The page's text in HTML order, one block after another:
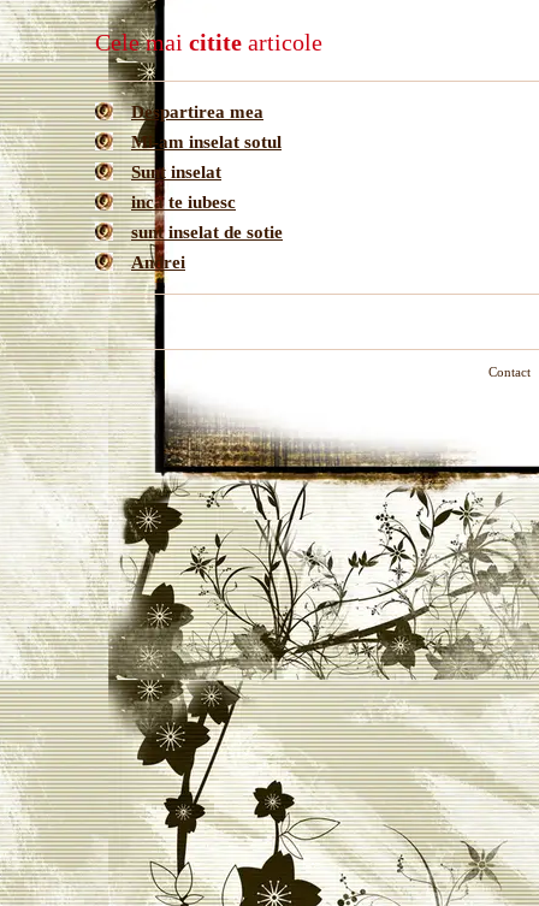
Cele mai citite articole
Despartirea mea
Mi-am inselat sotul
Sunt inselat
inca te iubesc
sunt inselat de sotie
Andrei
Contact